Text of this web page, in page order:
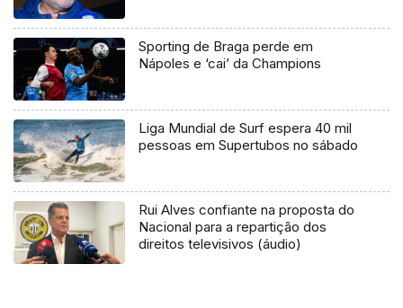
Sporting de Braga perde em
Nápoles e ‘cai’ da Champions
Liga Mundial de Surf espera 40 mil
pessoas em Supertubos no sábado
Rui Alves confiante na proposta do
Nacional para a repartição dos
direitos televisivos (áudio)